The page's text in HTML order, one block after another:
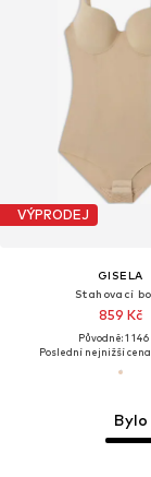
VÝPRODEJ
GISELA
Stahovací
859 Kč
Původně: 1 146
Poslední nejnižší